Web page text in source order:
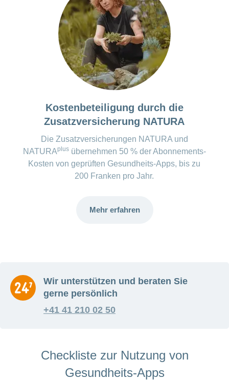
Kostenbeteiligung durch die
Zusatzversicherung NATURA
Die Zusatzversicherungen NATURA und
NATURAplusübernehmen 50 % der Abonnements-
Kosten von geprüften Gesundheits-Apps, bis zu
200 Franken pro Jahr.
Mehr erfahren
Wir unterstützen und beraten Sie
gerne persönlich
+41 41 210 02 50
Checkliste zur Nutzung von
Gesundheits-Apps